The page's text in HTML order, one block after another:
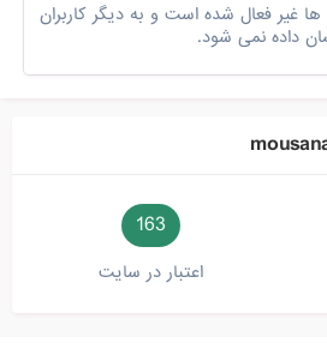
ها غیر فعال شده است و به دیگر کاربران
داده نمی شود.
163
اعتبار در سایت